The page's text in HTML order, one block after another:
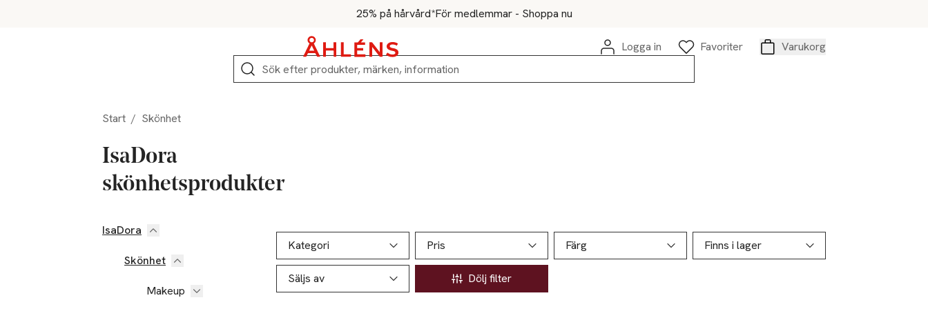
25% på hårvård*För medlemmar - Shoppa nu
Logga in
Favoriter
Varukorg
Sök
Start / Skönhet
IsaDora
skönhetsprodukter
Hoppa till produktsidan
IsaDora
Skönhet
Makeup
Hoppa till produktsidan
Kategori
Pris Färg Finns i lager
Säljs av Dölj filter
Lista över produkter